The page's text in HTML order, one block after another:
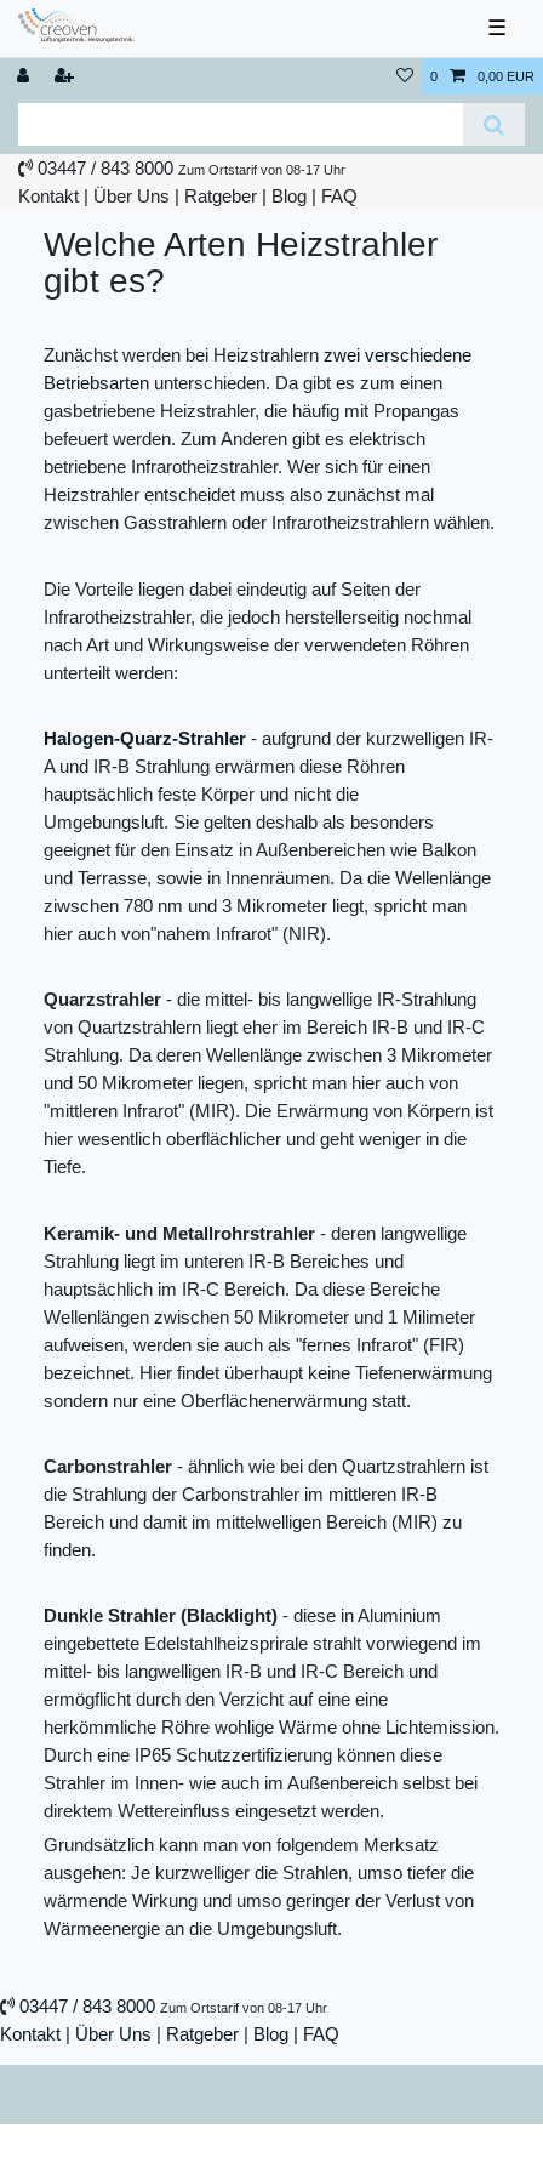
☰
0 0,00 EUR
03447 / 843 8000 Zum Ortstarif von 08-17 Uhr
Kontakt | Über Uns | Ratgeber | Blog | FAQ
Welche Arten Heizstrahler
gibt es?
Zunächst werden bei Heizstrahlern zwei verschiedene
Betriebsarten unterschieden. Da gibt es zum einen
gasbetriebene Heizstrahler, die häufig mit Propangas
befeuert werden. Zum Anderen gibt es elektrisch
betriebene Infrarotheizstrahler. Wer sich für einen
Heizstrahler entscheidet muss also zunächst mal
zwischen Gasstrahlern oder Infrarotheizstrahlern wählen.
Die Vorteile liegen dabei eindeutig auf Seiten der
Infrarotheizstrahler, die jedoch herstellerseitig nochmal
nach Art und Wirkungsweise der verwendeten Röhren
unterteilt werden:
Halogen-Quarz-Strahler - aufgrund der kurzwelligen IR-
A und IR-B Strahlung erwärmen diese Röhren
hauptsächlich feste Körper und nicht die
Umgebungsluft. Sie gelten deshalb als besonders
geeignet für den Einsatz in Außenbereichen wie Balkon
und Terrasse, sowie in Innenräumen. Da die Wellenlänge
ziwschen 780 nm und 3 Mikrometer liegt, spricht man
hier auch von"nahem Infrarot" (NIR).
Quarzstrahler - die mittel- bis langwellige IR-Strahlung
von Quartzstrahlern liegt eher im Bereich IR-B und IR-C
Strahlung. Da deren Wellenlänge zwischen 3 Mikrometer
und 50 Mikrometer liegen, spricht man hier auch von
"mittleren Infrarot" (MIR). Die Erwärmung von Körpern ist
hier wesentlich oberflächlicher und geht weniger in die
Tiefe.
Keramik- und Metallrohrstrahler - deren langwellige
Strahlung liegt im unteren IR-B Bereiches und
hauptsächlich im IR-C Bereich. Da diese Bereiche
Wellenlängen zwischen 50 Mikrometer und 1 Milimeter
aufweisen, werden sie auch als "fernes Infrarot" (FIR)
bezeichnet. Hier findet überhaupt keine Tiefenerwärmung
sondern nur eine Oberflächenerwärmung statt.
Carbonstrahler - ähnlich wie bei den Quartzstrahlern ist
die Strahlung der Carbonstrahler im mittleren IR-B
Bereich und damit im mittelwelligen Bereich (MIR) zu
finden.
Dunkle Strahler (Blacklight) - diese in Aluminium
eingebettete Edelstahlheizsprirale strahlt vorwiegend im
mittel- bis langwelligen IR-B und IR-C Bereich und
ermögflicht durch den Verzicht auf eine eine
herkömmliche Röhre wohlige Wärme ohne Lichtemission.
Durch eine IP65 Schutzzertifizierung können diese
Strahler im Innen- wie auch im Außenbereich selbst bei
direktem Wettereinfluss eingesetzt werden.
Grundsätzlich kann man von folgendem Merksatz
ausgehen: Je kurzwelliger die Strahlen, umso tiefer die
wärmende Wirkung und umso geringer der Verlust von
Wärmeenergie an die Umgebungsluft.
03447 / 843 8000 Zum Ortstarif von 08-17 Uhr
Kontakt | Über Uns | Ratgeber | Blog | FAQ